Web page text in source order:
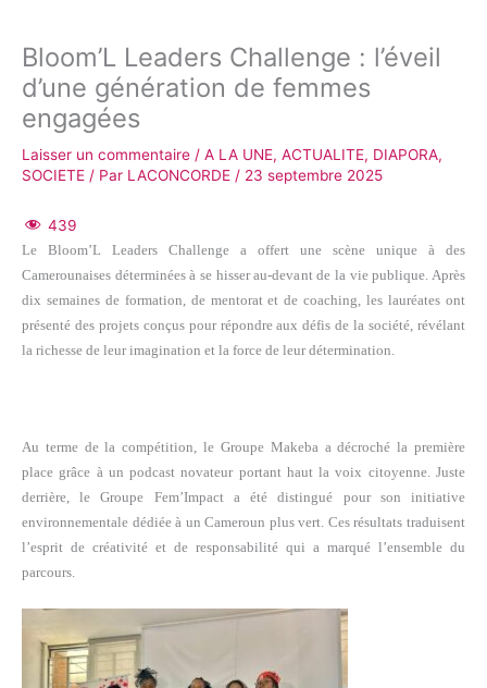
Bloom’L Leaders Challenge : l’éveil
d’une génération de femmes
engagées
Laisser un commentaire / A LA UNE, ACTUALITE, DIAPORA,
SOCIETE / Par LACONCORDE / 23 septembre 2025
439
Le Bloom’L Leaders Challenge a offert une scène unique à des
Camerounaises déterminées à se hisser au-devant de la vie publique. Après
dix semaines de formation, de mentorat et de coaching, les lauréates ont
présenté des projets conçus pour répondre aux défis de la société, révélant
la richesse de leur imagination et la force de leur détermination.
Au terme de la compétition, le Groupe Makeba a décroché la première
place grâce à un podcast novateur portant haut la voix citoyenne. Juste
derrière, le Groupe Fem’Impact a été distingué pour son initiative
environnementale dédiée à un Cameroun plus vert. Ces résultats traduisent
l’esprit de créativité et de responsabilité qui a marqué l’ensemble du
parcours.